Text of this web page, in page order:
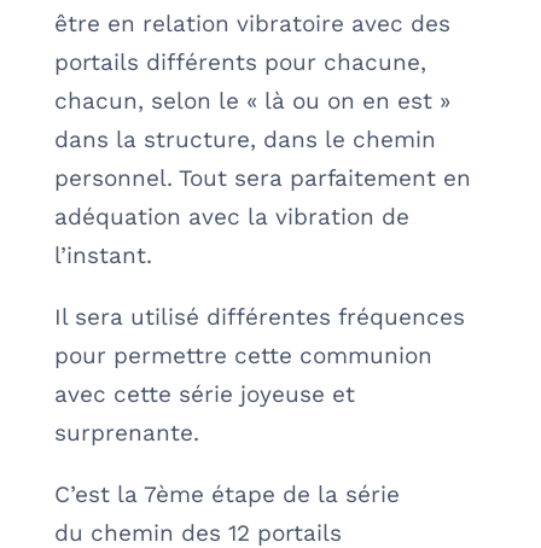
être en relation vibratoire avec des
portails différents pour chacune,
chacun, selon le « là ou on en est »
dans la structure, dans le chemin
personnel. Tout sera parfaitement en
adéquation avec la vibration de
l’instant.
Il sera utilisé différentes fréquences
pour permettre cette communion
avec cette série joyeuse et
surprenante.
C’est la 7ème étape de la série
du chemin des 12 portails